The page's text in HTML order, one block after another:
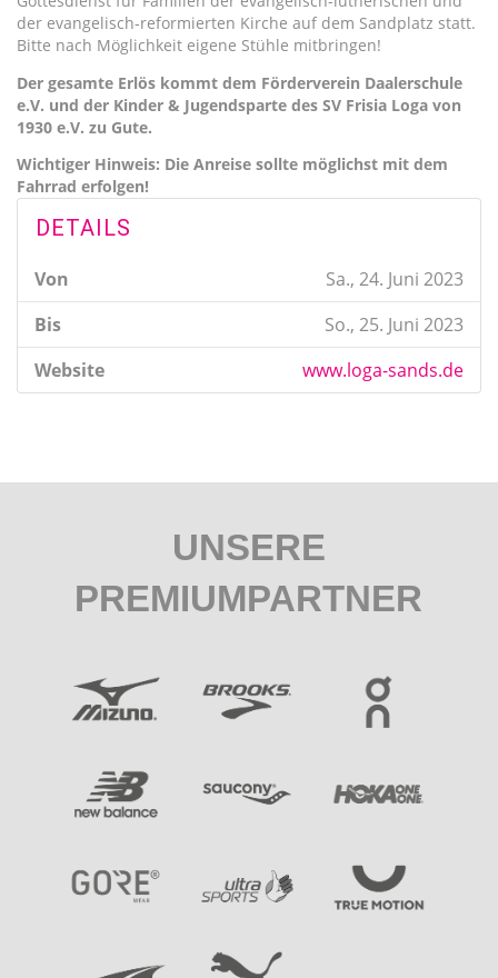
der evangelisch-reformierten Kirche auf dem Sandplatz statt.
Bitte nach Möglichkeit eigene Stühle mitbringen!
Der gesamte Erlös kommt dem Förderverein Daalerschule
e.V. und der Kinder & Jugendsparte des SV Frisia Loga von
1930 e.V. zu Gute.
Wichtiger Hinweis: Die Anreise sollte möglichst mit dem
Fahrrad erfolgen!
DETAILS
Von
Sa., 24. Juni 2023
Bis
So., 25. Juni 2023
Website
www.loga-sands.de
UNSERE
PREMIUMPARTNER